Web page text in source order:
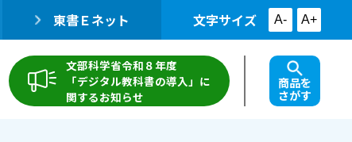
東書Ｅネット 文字サイズ A- A+
文部科学省令和８年度
「デジタル教科書の導入」に
関するお知らせ
商品を
さがす